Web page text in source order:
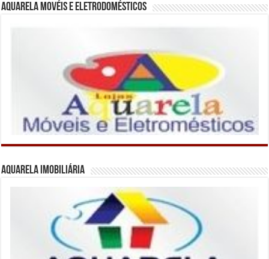
Aquarela Movéis e Eletrodomésticos
Aquarela Imobiliária